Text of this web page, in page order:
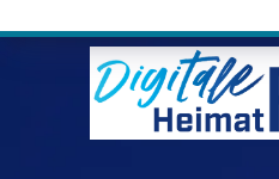
Assistenzsoftware